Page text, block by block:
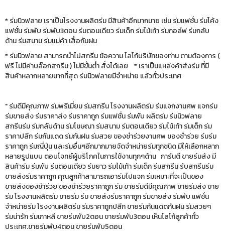
* ร่มนิวฟลาย เราเป็นโรงงานผลิตร่ม มีสินค้าอีกมากมาย เช่น ร่มแฟชั่น ร่มโค้ง
แฟชั่น ร่มพับ ร่มพับ3ตอน ร่มตอนเดียว ร่มเด็ก ร่มไม้เท้า ร่มกอล์ฟ ร่มกลับ
ด้าน ร่มสนาม ร่มแม่ค้า เสื้อกันฝน
* ร่มนิวฟลาย สามารถนำไปสกรีน ข้อความ โลโก้บริษัทของท่าน ตามต้องการ (
ฟรี ไม่มีค่าบล๊อกสกรีน ) ไม่มีขั้นต่ำ สั่งได้เลย * เราเป็นแหล่งค้าส่งร่ม ที่มี
สินค้าหลากหลายมากที่สุด ร่มนิวฟลายมีจำหน่าย แล้วทั่วประเทศ
" ร่มดีมีคุณภาพ ร่มพรีเมี่ยม ร่มสกรีน โรงงานผลิตร่ม ร่มแจกงานศพ แจกร่ม
ร่มขายส่ง ร่มราคาส่ง ร่มราคาถูก ร่มแฟชั่น ร่มพับ ผลิตร่ม ร่มนิวฟลาย
สกรีนร่ม ร่มกลับด้าน ร่มโฆษณา ร่มสนาม ร่มตอนเดียว ร่มไม้เท้า ร่มเด็ก ร่ม
ราคาปลีก ร่มกันแดด ร่มกันฝน ร่มสวย ของชำร่วยงานศพ ของชำร่วย ร่มร่ม
ราคาถูก ร่มญี่ปุ่น และร่มอื่นๆอีกมากมายจัดจำหน่ายร่มทุกชนิด มีให้เลือกหลาก
หลายรูปแบบ ตอบโจทย์ผู้บริโภคในการใช้งานทุกๆด้าน การันตี ขายร่มส่ง มี
สินค้าร่ม ร่มพับ ร่มตอนเดียว ร่มยาว ร่มไม้เท้า ร่มเด็ก ร่มสกรีน รับสกรีนร่ม
ขายส่งร่มราคาถูก คุณลูกค้าสามารถเอาร่มไปแจก ร่มเหมาะที่จะเป็นของ
ขายส่งของชำร่วย ของชำร่วยราคาถูก ร่ม ขายร่มดีมีคุณภาพ ขายร่มส่ง ขาย
ร่ม โรงงานผลิตร่ม ขายร่ม ร่ม ขายส่งร่มราคาถูก ร่มขายส่ง ร่มพับ แฟชั่น
จำหน่ายร่ม โรงงานผลิตร่ม ร่มราคาถูกปลีก ขายร่มกันแดดกันฝน ร่มสวยๆ
ร่มน่ารัก ร่มเกาหลี ขายร่มพับ2ตอน ขายร่มพับ3ตอน เห็นโลโก้ลูกค้าทั่ว
ประเทศ.ขายร่มพับ4ตอน ขายร่มพับ5ตอน